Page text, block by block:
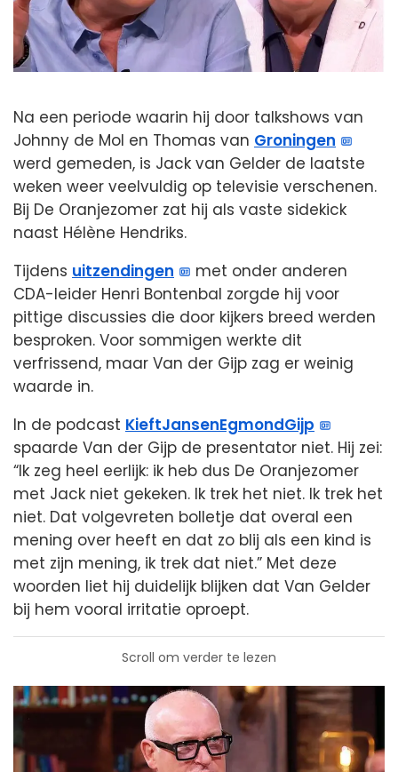
Na een periode waarin hij door talkshows van
Johnny de Mol en Thomas van Groningen
werd gemeden, is Jack van Gelder de laatste
weken weer veelvuldig op televisie verschenen.
Bij De Oranjezomer zat hij als vaste sidekick
naast Hélène Hendriks.
Tijdens uitzendingen
met onder anderen
CDA-leider Henri Bontenbal zorgde hij voor
pittige discussies die door kijkers breed werden
besproken. Voor sommigen werkte dit
verfrissend, maar Van der Gijp zag er weinig
waarde in.
In de podcast KieftJansenEgmondGijp
spaarde Van der Gijp de presentator niet. Hij zei:
“Ik zeg heel eerlijk: ik heb dus De Oranjezomer
met Jack niet gekeken. Ik trek het niet. Ik trek het
niet. Dat volgevreten bolletje dat overal een
mening over heeft en dat zo blij als een kind is
met zijn mening, ik trek dat niet.” Met deze
woorden liet hij duidelijk blijken dat Van Gelder
bij hem vooral irritatie oproept.
Scroll om verder te lezen